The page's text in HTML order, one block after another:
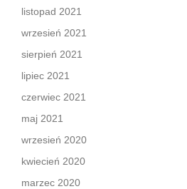
listopad 2021
wrzesień 2021
sierpień 2021
lipiec 2021
czerwiec 2021
maj 2021
wrzesień 2020
kwiecień 2020
marzec 2020